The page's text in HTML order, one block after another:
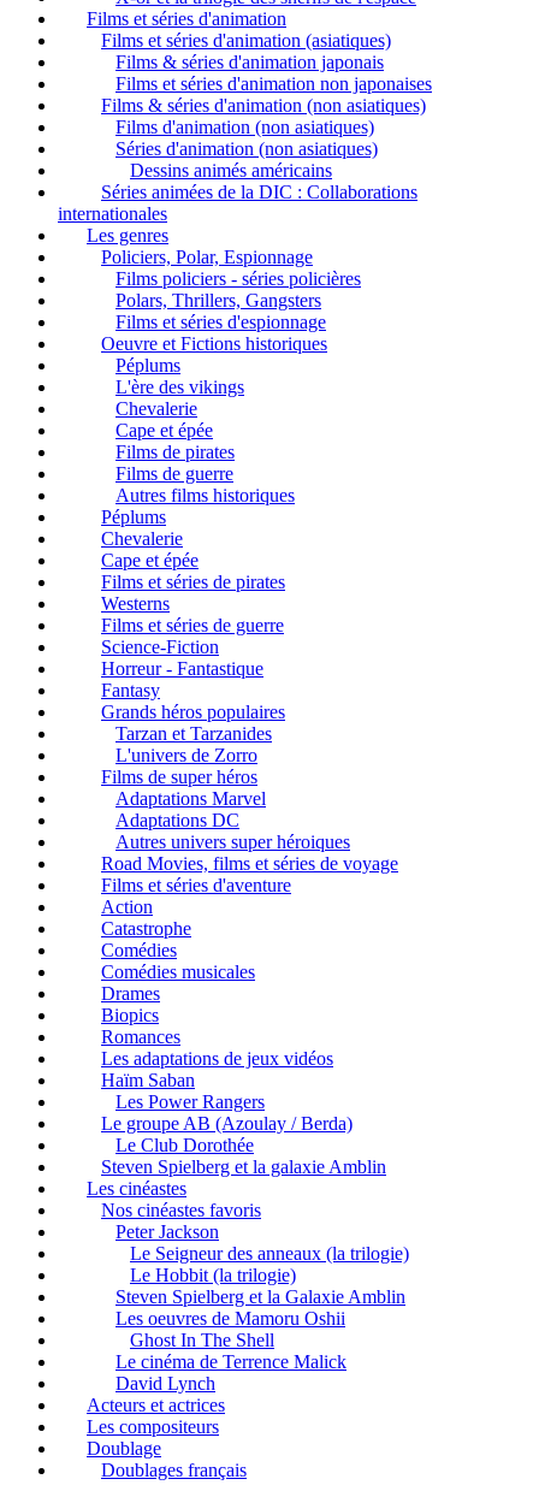
Films et séries d'animation
Films et séries d'animation (asiatiques)
Films & séries d'animation japonais
Films et séries d'animation non japonaises
Films & séries d'animation (non asiatiques)
Films d'animation (non asiatiques)
Séries d'animation (non asiatiques)
Dessins animés américains
Séries animées de la DIC : Collaborations
internationales
Les genres
Policiers, Polar, Espionnage
Films policiers - séries policières
Polars, Thrillers, Gangsters
Films et séries d'espionnage
Oeuvre et Fictions historiques
Péplums
L'ère des vikings
Chevalerie
Cape et épée
Films de pirates
Films de guerre
Autres films historiques
Péplums
Chevalerie
Cape et épée
Films et séries de pirates
Westerns
Films et séries de guerre
Science-Fiction
Horreur - Fantastique
Fantasy
Grands héros populaires
Tarzan et Tarzanides
L'univers de Zorro
Films de super héros
Adaptations Marvel
Adaptations DC
Autres univers super héroiques
Road Movies, films et séries de voyage
Films et séries d'aventure
Action
Catastrophe
Comédies
Comédies musicales
Drames
Biopics
Romances
Les adaptations de jeux vidéos
Haïm Saban
Les Power Rangers
Le groupe AB (Azoulay / Berda)
Le Club Dorothée
Steven Spielberg et la galaxie Amblin
Les cinéastes
Nos cinéastes favoris
Peter Jackson
Le Seigneur des anneaux (la trilogie)
Le Hobbit (la trilogie)
Steven Spielberg et la Galaxie Amblin
Les oeuvres de Mamoru Oshii
Ghost In The Shell
Le cinéma de Terrence Malick
David Lynch
Acteurs et actrices
Les compositeurs
Doublage
Doublages français